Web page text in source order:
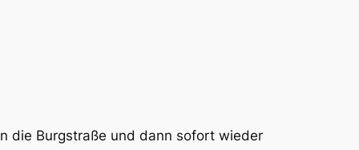
die Burgstraße und dann sofort wieder